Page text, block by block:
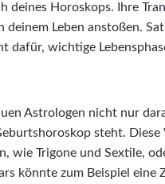
deines Horoskops. Ihre
Leben anstoßen.
dafür, wichtige
Astrologen nicht nur
steht.
wie Trigone und Sextile,
könnte zum Beispiel eine